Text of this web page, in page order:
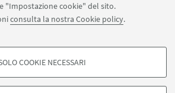
"Impostazione cookie" del sito.
consulta la nostra Cookie policy.
- FACOLTATIVI
COOKIE NECESSARI
APP:
MATER STUDIORUM - Università di